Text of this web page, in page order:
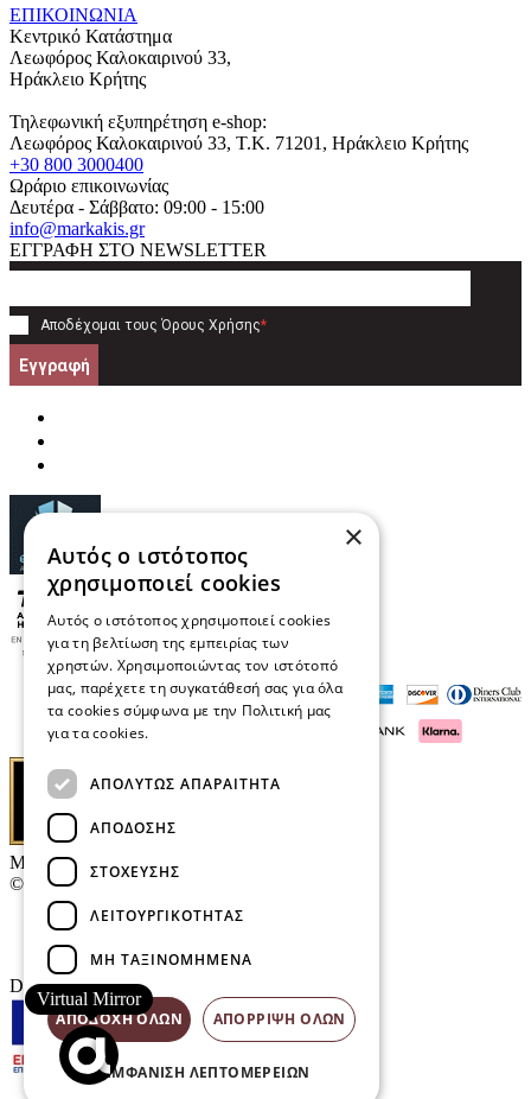
ΕΠΙΚΟΙΝΩΝΙΑ
Κεντρικό Κατάστημα
Λεωφόρος Καλοκαιρινού 33,
Ηράκλειο Κρήτης
Τηλεφωνική εξυπηρέτηση e-shop:
Λεωφόρος Καλοκαιρινού 33, T.K. 71201, Ηράκλειο Κρήτης
+30 800 3000400
Ωράριο επικοινωνίας
Δευτέρα - Σάββατο: 09:00 - 15:00
info@markakis.gr
ΕΓΓΡΑΦΗ ΣΤΟ NEWSLETTER
Αποδέχομαι τους Όρους Χρήσης*
Εγγραφή
Μαρκάκης Οπτικά
© 2026
Επικοινωνία
E-Volution Awards
Designed & developed by
Virtual Mirror
×
Αυτός ο ιστότοπος
χρησιμοποιεί cookies
Αυτός ο ιστότοπος χρησιμοποιεί cookies
για τη βελτίωση της εμπειρίας των
χρηστών. Χρησιμοποιώντας τον ιστότοπό
μας, παρέχετε τη συγκατάθεσή σας για όλα
τα cookies σύμφωνα με την Πολιτική μας
για τα cookies.
ΑΠΟΛΎΤΩΣ ΑΠΑΡΑΊΤΗΤΑ
ΑΠΌΔΟΣΗΣ
ΣΤΌΧΕΥΣΗΣ
ΛΕΙΤΟΥΡΓΙΚΌΤΗΤΑΣ
ΜΗ ΤΑΞΙΝΟΜΗΜΈΝΑ
ΑΠΟΔΟΧΉ ΌΛΩΝ ΑΠΌΡΡΙΨΗ ΌΛΩΝ
ΕΜΦΆΝΙΣΗ ΛΕΠΤΟΜΕΡΕΙΏΝ